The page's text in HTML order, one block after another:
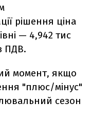
рішення ціна
— 4,942 тис
ПДВ.
момент, якщо
"плюс/мінус"
сезон